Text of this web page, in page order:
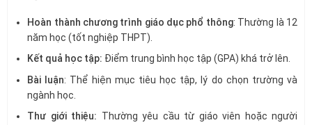
Hoàn thành chương trình giáo dục phổ thông: Thường là 12
năm học (tốt nghiệp THPT).
Kết quả học tập: Điểm trung bình học tập (GPA) khá trở lên.
Bài luận: Thể hiện mục tiêu học tập, lý do chọn trường và
ngành học.
Thư giới thiệu: Thường yêu cầu từ giáo viên hoặc người